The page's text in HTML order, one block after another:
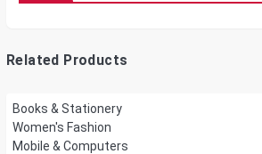
Related Products
Books & Stationery
Women's Fashion
Mobile & Computers